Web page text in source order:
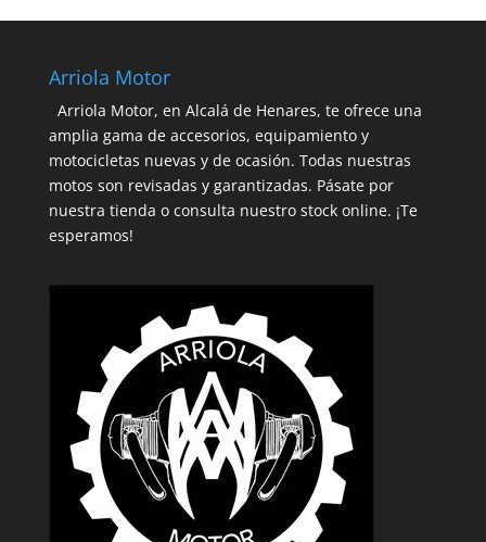
Arriola Motor
Arriola Motor, en Alcalá de Henares, te ofrece una
amplia gama de accesorios, equipamiento y
motocicletas nuevas y de ocasión. Todas nuestras
motos son revisadas y garantizadas. Pásate por
nuestra tienda o consulta nuestro stock online. ¡Te
esperamos!